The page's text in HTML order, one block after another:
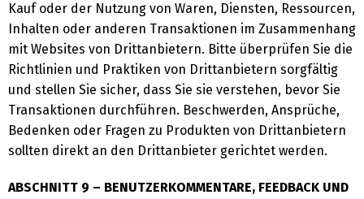
Kauf oder der Nutzung von Waren, Diensten, Ressourcen,
Inhalten oder anderen Transaktionen im Zusammenhang
mit Websites von Drittanbietern. Bitte überprüfen Sie die
Richtlinien und Praktiken von Drittanbietern sorgfältig
und stellen Sie sicher, dass Sie sie verstehen, bevor Sie
Transaktionen durchführen. Beschwerden, Ansprüche,
Bedenken oder Fragen zu Produkten von Drittanbietern
sollten direkt an den Drittanbieter gerichtet werden.
ABSCHNITT 9 – BENUTZERKOMMENTARE, FEEDBACK UND